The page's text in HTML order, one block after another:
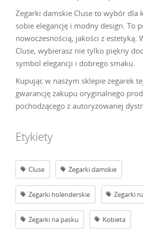
Zegarki damskie Cluse to wybór dla
sobie elegancję i modny design. To
nowoczesnością, jakości z estetyką.
Cluse, wybierasz nie tylko piękny
symbol elegancji i dobrego smaku.
Kupując w naszym sklepie zegarek
gwarancję zakupu oryginalnego
pochodzącego z autoryzowanej
Etykiety
Cluse Zegarki damskie
Zegarki holenderskie Zegarki
Zegarki na pasku Kobieta